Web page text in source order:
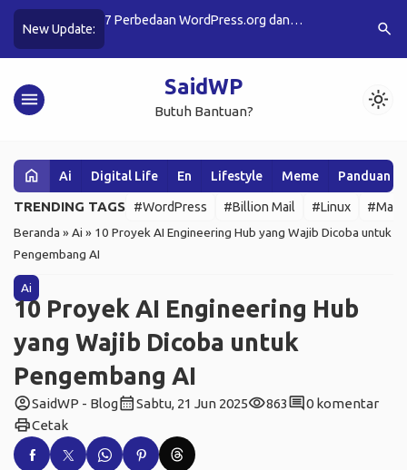
New Update:
di Indonesia
7 Perbedaan WordPress.org dan
10 Fitur
search
menu SaidWP
Butuh Bantuan? light_mode
home Ai Digital Life En Lifestyle Meme Panduan
TRENDING TAGS #WordPress #Billion Mail #Linux
#Mail
Beranda »Ai » 10 Proyek AI Engineering Hub yang Wajib Dicoba untuk
Pengembang AI
Ai
10 Proyek AI Engineering Hub
yang Wajib Dicoba untuk
Pengembang AI
account_circleSaidWP - Blogcalendar_monthSabtu, 21 Jun 2025visibility863comment0 komentar
printCetak